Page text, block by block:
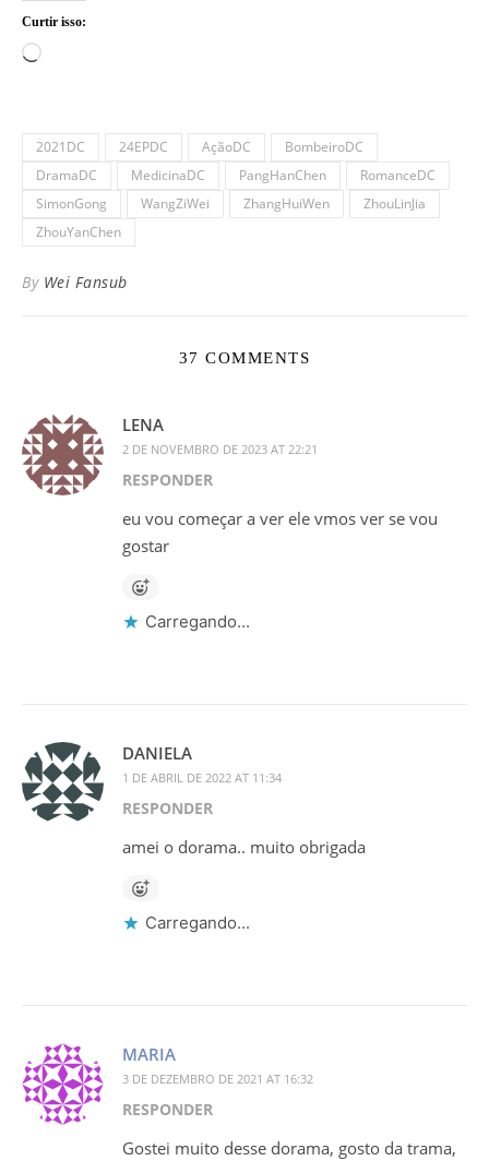
Curtir isso:
Carregando...
2021DC 24EPDC AçãoDC
BombeiroDC
DramaDC
MedicinaDC PangHanChen
RomanceDC
SimonGong
WangZiWei ZhangHuiWen
ZhouLinJia
ZhouYanChen
By Wei Fansub
37 COMMENTS
LENA
2 DE NOVEMBRO DE 2023 AT 22:21
RESPONDER
eu vou começar a ver ele vmos ver se vou
gostar
Carregando...
DANIELA
1 DE ABRIL DE 2022 AT 11:34
RESPONDER
amei o dorama.. muito obrigada
Carregando...
MARIA
3 DE DEZEMBRO DE 2021 AT 16:32
RESPONDER
Gostei muito desse dorama, gosto da trama,